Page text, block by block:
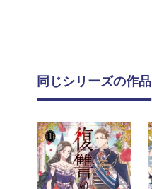
同じシリーズの作品